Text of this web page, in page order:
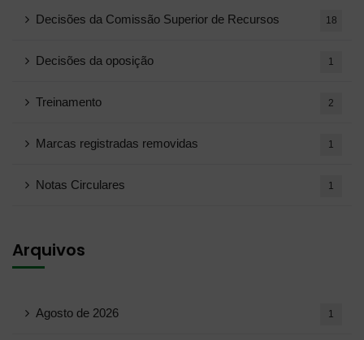
Decisões da Comissão Superior de Recursos 18
Decisões da oposição 1
Treinamento 2
Marcas registradas removidas 1
Notas Circulares 1
Arquivos
Agosto de 2026 1